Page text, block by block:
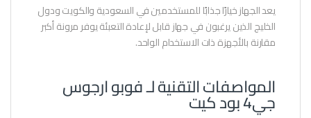
يعد الجهاز خيارًا جذابًا للمستخدمين في السعودية والكويت ودول
الخليج الذين يرغبون في جهاز قابل لإعادة التعبئة يوفر مرونة أكبر
مقارنة بالأجهزة ذات الاستخدام الواحد.
المواصفات التقنية لـ فوبو ارجوس
جي4 بود كيت